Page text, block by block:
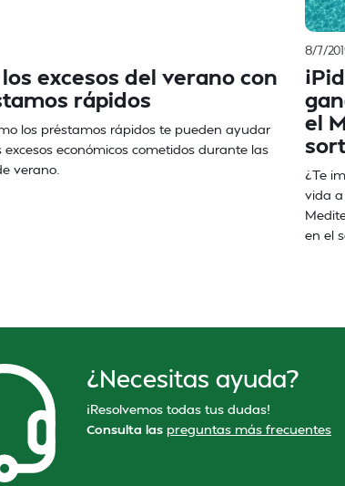
excesos del verano con
rápidos
los préstamos rápidos te pueden ayudar
excesos económicos cometidos durante las
verano.
8/7/
el
¿Te
vida
en el
¿Necesitas ayuda?
¡Resolvemos todas tus dudas!
Consulta las preguntas más frecuentes